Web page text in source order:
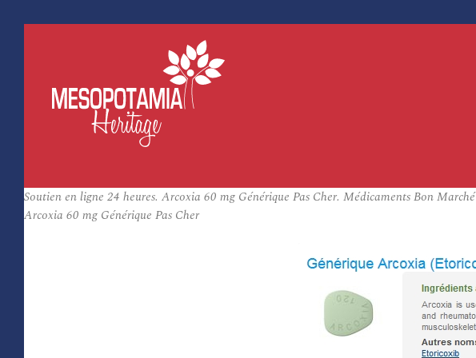
Soutien en ligne 24 heures. Arcoxia 60 mg Générique Pas Cher. Médicaments Bon Marché
Arcoxia 60 mg Générique Pas Cher